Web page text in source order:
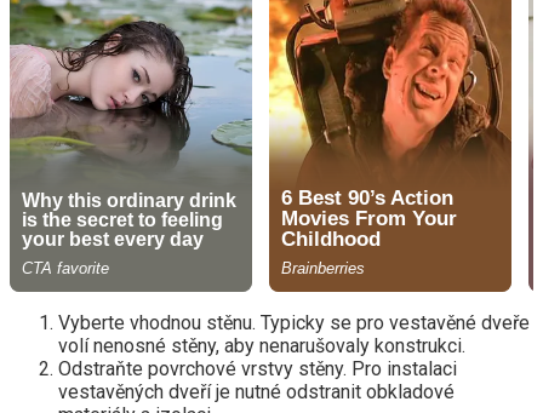
Vyberte vhodnou stěnu. Typicky se pro vestavěné dveře
volí nenosné stěny, aby nenarušovaly konstrukci.
Odstraňte povrchové vrstvy stěny. Pro instalaci
vestavěných dveří je nutné odstranit obkladové